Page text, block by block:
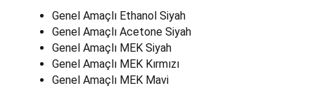
Genel Amaçlı Ethanol Siyah
Genel Amaçlı Acetone Siyah
Genel Amaçlı MEK Siyah
Genel Amaçlı MEK Kırmızı
Genel Amaçlı MEK Mavi